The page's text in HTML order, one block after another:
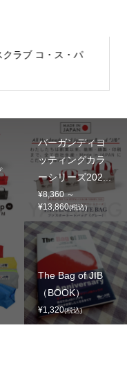
ラブ コ・ス・パ
バーガンディヨ
ッティングカラ
ーシリーズ202...
¥8,360 ～
¥13,860(税込)
The Bag of JIB
（BOOK）
¥1,320(税込)